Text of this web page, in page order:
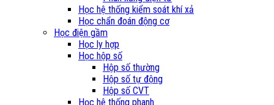
Học hệ thống kiểm soát khí xả
Học chẩn đoán động cơ
Học điện gầm
Học ly hợp
Học hộp số
Hộp số thường
Hộp số tự động
Hộp số CVT
Học hệ thống phanh